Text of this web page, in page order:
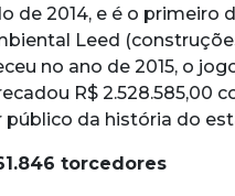
de 2014, e é o primeiro
Leed
no ano de 2015, o
R$ 2.528.585,00
público da história do
torcedores